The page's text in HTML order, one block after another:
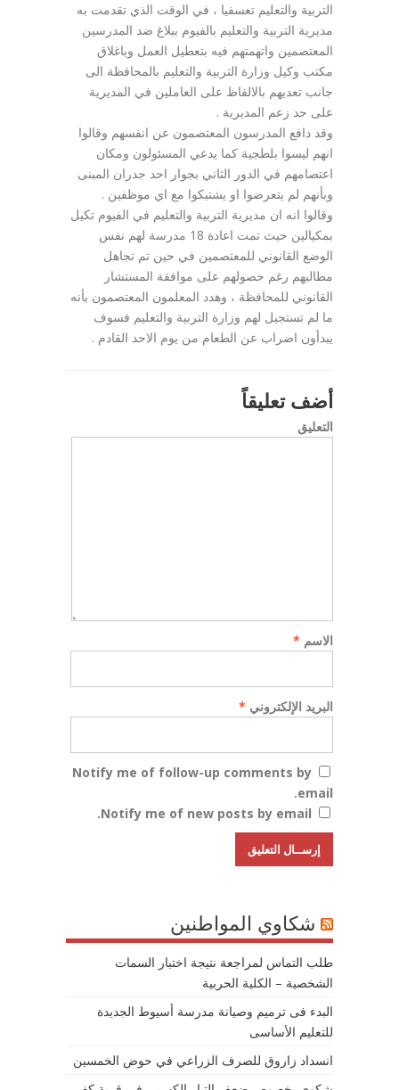
التربية والتعليم تعسفيا ، في الوقت الذي تقدمت به
مديرية التربية والتعليم بالفيوم ببلاغ ضد المدرسين
المعتصمين واتهمتهم فيه بتعطيل العمل وباغلاق
مكتب وكيل وزارة التربية والتعليم بالمحافظة الى
جانب تعديهم بالالفاظ على العاملين في المديرية
على حد زعم المديرية .
وقد دافع المدرسون المعتصمون عن انفسهم وقالوا
انهم ليسوا بلطجية كما يدعي المسئولون ومكان
اعتصامهم في الدور الثاني بجوار احد جدران المبنى
وبأنهم لم يتعرضوا او يشتبكوا مع اي موظفين .
وقالوا انه ان مديرية التربية والتعليم في الفيوم تكيل
بمكيالين حيث تمت اعادة 18 مدرسة لهم نفس
الوضع القانوني للمعتصمين في حين تم تجاهل
مطالبهم رغم حصولهم على موافقة المستشار
القانوني للمحافظة ، وهدد المعلمون المعتصمون بأنه
ما لم تستجيل لهم وزارة التربية والتعليم فسوف
يبدأون اضراب عن الطعام من يوم الاحد القادم .
أضف تعليقاً
التعليق
الاسم *
البريد الإلكتروني *
Notify me of follow-up comments by
email.
Notify me of new posts by email.
شكاوي المواطنين
طلب التماس لمراجعة نتيجة اختبار السمات
الشخصية – الكلية الحربية
البدء فى ترميم وصيانة مدرسة أسيوط الجديدة
للتعليم الأساسى
انسداد زاروق للصرف الزراعي في حوض الخمسين